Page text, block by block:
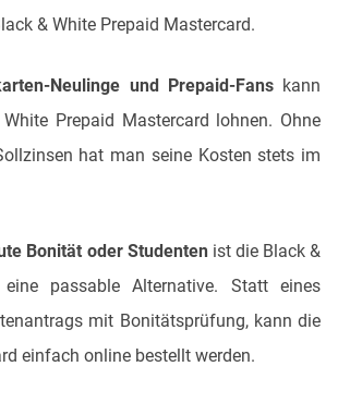
& White Prepaid Mastercard.
Neulinge und Prepaid-Fanskann
Prepaid Mastercard lohnen. Ohne
hat man seine Kosten stets im
Bonität oder Studentenist die Black &
passable Alternative. Statt eines
mit Bonitätsprüfung, kann die
einfach online bestellt werden.